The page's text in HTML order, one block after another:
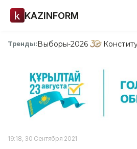
KAZINFORM
Тренды:Выборы-2026
19:18, 30 Сентября 2021